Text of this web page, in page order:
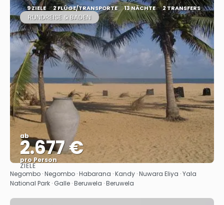
9 ZIELE 2 FLÜGE/TRANSPORTE 13 NÄCHTE 2 TRANSFERS
RUNDREISE & BADEN
ab
2.677 €
pro Person
Sehen
ZIELE
Negombo · Negombo · Habarana · Kandy · Nuwara Eliya · Yala
National Park · Galle · Beruwela · Beruwela